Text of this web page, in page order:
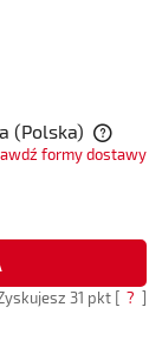
(Polska)
formy dostawy
31 pkt [ ? ]